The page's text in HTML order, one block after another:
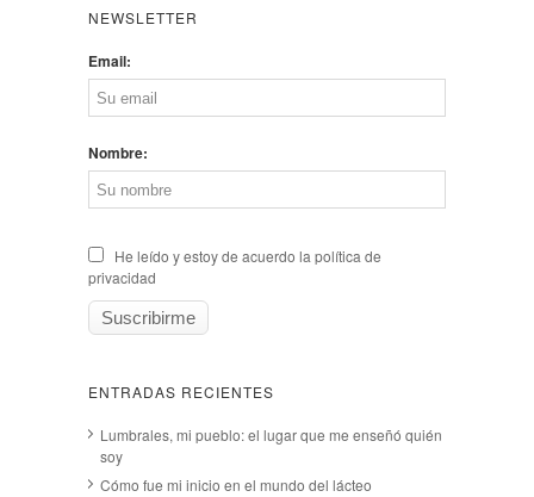
NEWSLETTER
Email:
Nombre:
He leído y estoy de acuerdo la política de
privacidad
ENTRADAS RECIENTES
Lumbrales, mi pueblo: el lugar que me enseñó quién
soy
Cómo fue mi inicio en el mundo del lácteo